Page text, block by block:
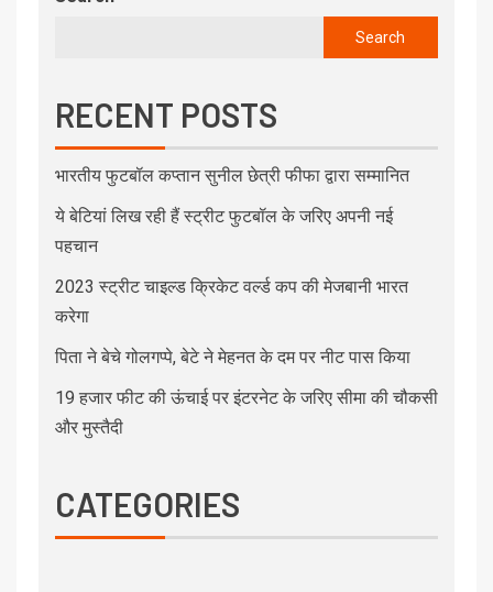
Search
RECENT POSTS
भारतीय फुटबॉल कप्तान सुनील छेत्री फीफा द्वारा सम्मानित
ये बेटियां लिख रही हैं स्ट्रीट फुटबॉल के जरिए अपनी नई
पहचान
2023 स्ट्रीट चाइल्ड क्रिकेट वर्ल्ड कप की मेजबानी भारत
करेगा
पिता ने बेचे गोलगप्पे, बेटे ने मेहनत के दम पर नीट पास किया
19 हजार फीट की ऊंचाई पर इंटरनेट के जरिए सीमा की चौकसी
और मुस्तैदी
CATEGORIES